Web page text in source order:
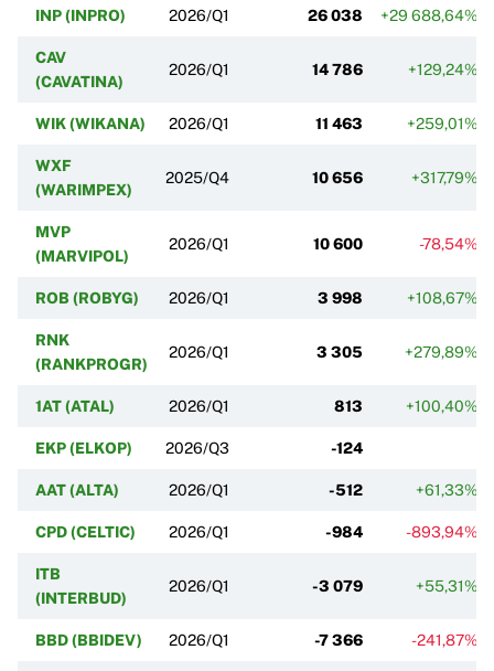
INP (INPRO) 2026/Q1 26 038 +29 688,64%
CAV
(CAVATINA)
2026/Q1 14 786 +129,24%
WIK (WIKANA) 2026/Q1 11 463 +259,01%
WXF
(WARIMPEX)
2025/Q4 10 656 +317,79%
MVP
(MARVIPOL)
2026/Q1 10 600 -78,54%
ROB (ROBYG) 2026/Q1 3 998 +108,67%
RNK
(RANKPROGR)
2026/Q1 3 305 +279,89%
1AT (ATAL) 2026/Q1 813 +100,40%
EKP (ELKOP) 2026/Q3 -124
AAT (ALTA) 2026/Q1 -512 +61,33%
CPD (CELTIC) 2026/Q1 -984 -893,94%
ITB
(INTERBUD)
2026/Q1 -3 079 +55,31%
BBD (BBIDEV) 2026/Q1 -7 366 -241,87%